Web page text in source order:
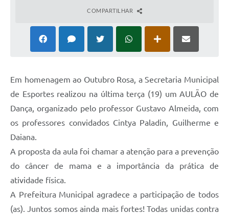
COMPARTILHAR
Em homenagem ao Outubro Rosa, a Secretaria Municipal
de Esportes realizou na última terça (19) um AULÃO de
Dança, organizado pelo professor Gustavo Almeida, com
os professores convidados Cintya Paladin, Guilherme e
Daiana.
A proposta da aula foi chamar a atenção para a prevenção
do câncer de mama e a importância da prática de
atividade física.
A Prefeitura Municipal agradece a participação de todos
(as). Juntos somos ainda mais fortes! Todas unidas contra